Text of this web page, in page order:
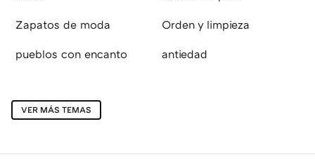
Zapatos de moda Orden y limpieza
pueblos con encanto antiedad
VER MÁS TEMAS